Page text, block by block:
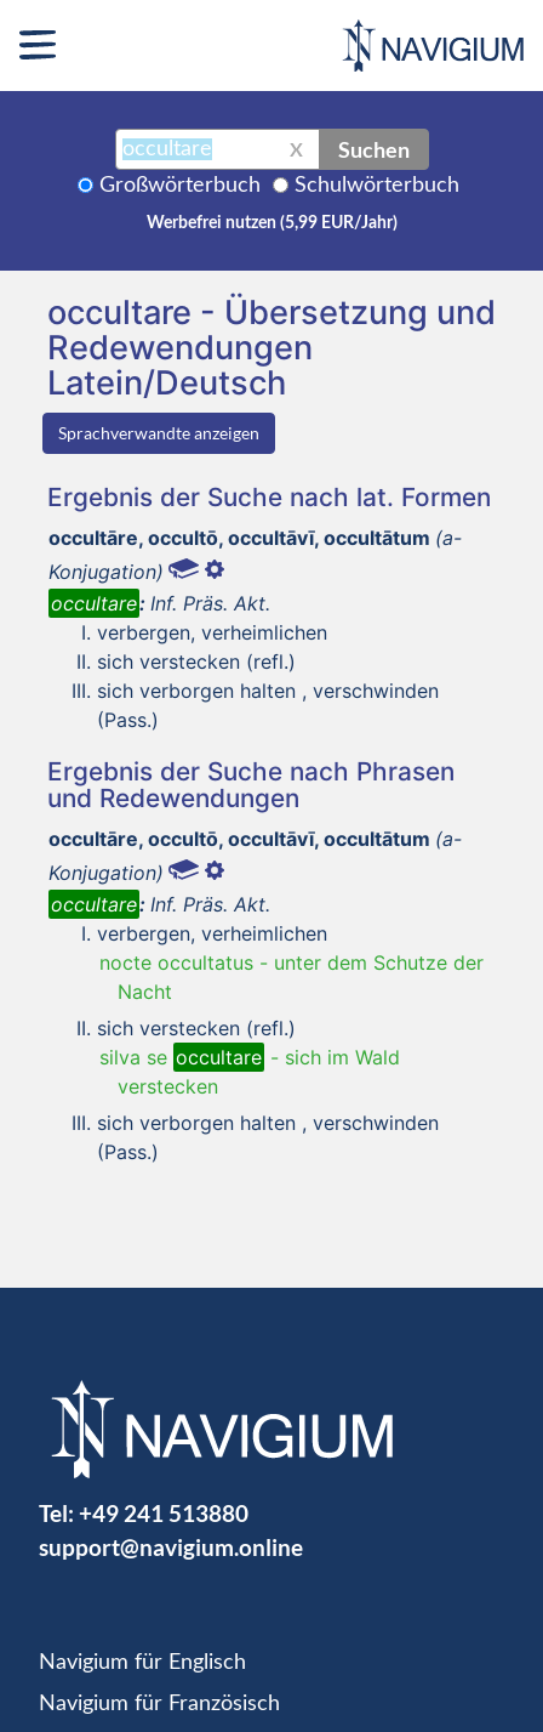
X Suchen
Großwörterbuch Schulwörterbuch
Werbefrei nutzen (5,99 EUR/Jahr)
occultare - Übersetzung und
Redewendungen
Latein/Deutsch
Sprachverwandte anzeigen
Ergebnis der Suche nach lat. Formen
occultāre, occultō, occultāvī, occultātum (a-
Konjugation)
occultare: Inf. Präs. Akt.
verbergen, verheimlichen
sich verstecken (refl.)
sich verborgen halten , verschwinden
(Pass.)
Ergebnis der Suche nach Phrasen
und Redewendungen
occultāre, occultō, occultāvī, occultātum (a-
Konjugation)
occultare: Inf. Präs. Akt.
verbergen, verheimlichen
nocte occultatus - unter dem Schutze der
Nacht
sich verstecken (refl.)
silva se occultare - sich im Wald
verstecken
sich verborgen halten , verschwinden
(Pass.)
Tel: +49 241 513880
support@navigium.online
Navigium für Englisch
Navigium für Französisch